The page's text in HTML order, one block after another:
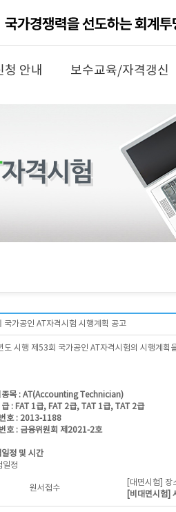
안내 보수교육/자격갱신
국가공인 AT자격시험 시행계획 공고
도 시행 제53회 국가공인 AT자격시험의 시행계획
종목 : AT(Accounting Technician)
: FAT 1급, FAT 2급, TAT 1급, TAT 2급
호 : 2013-1188
호 : 금융위원회 제2021-2호
정 및 시간
일정
원서접수
[대면시험] 장
[비대면시험]